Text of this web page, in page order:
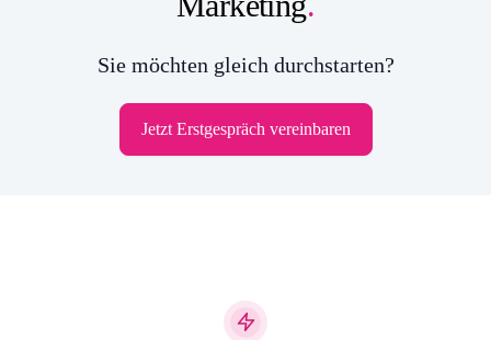
Sie möchten gleich durchstarten?
Jetzt Erstgespräch vereinbaren